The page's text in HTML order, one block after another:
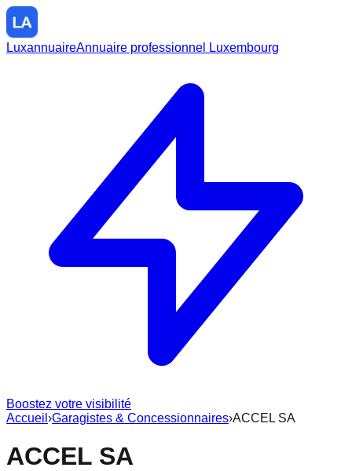
LuxannuaireAnnuaire professionnel Luxembourg
Boostez votre visibilité
Accueil ›Garagistes & Concessionnaires›ACCEL SA
ACCEL SA